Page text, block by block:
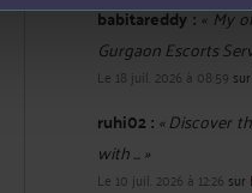
babitareddy :« My
Gurgaon Escorts
Le 18 juil. 2026 à 08:59 sur
ruhi02 : « Discover
with ... »
Le 10 juil. 2026 à 12:26 sur